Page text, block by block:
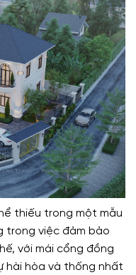
thiếu trong một mẫu
trong việc đảm bảo
với mái cổng đồng
hài hòa và thống nhất